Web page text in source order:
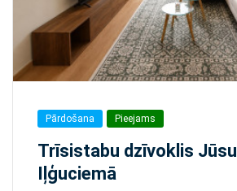
Pārdošana Pieejams
Trīsistabu dzīvoklis
Iļģuciemā